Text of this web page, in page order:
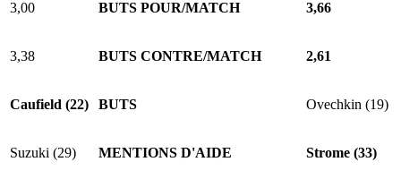
3,00 BUTS POUR/MATCH 3,66
3,38 BUTS CONTRE/MATCH 2,61
Caufield (22) BUTS Ovechkin (19)
Suzuki (29) MENTIONS D'AIDE Strome (33)